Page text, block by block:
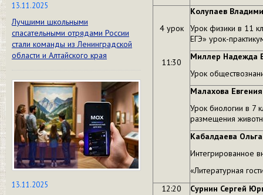
13.11.2025
Лучшими школьными
спасательными отрядами России
стали команды из Ленинградской
области и Алтайского края
13.11.2025
4 урок
11:30
Колупаев
Урок физики в 11
ЕГЭ» урок-
Миллер Надежда
Урок
Малахова
Урок биологии в 7
размещения
Кабалдаева
Интегрированное
«Литературная
12:20
Сурнин Сергей